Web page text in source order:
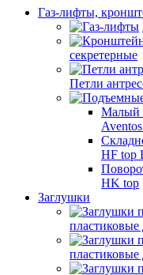
Газ-лифты,
секретерные
Петли
Малый
HF top
HK top
Заглушки
пластиковые
пластиковые